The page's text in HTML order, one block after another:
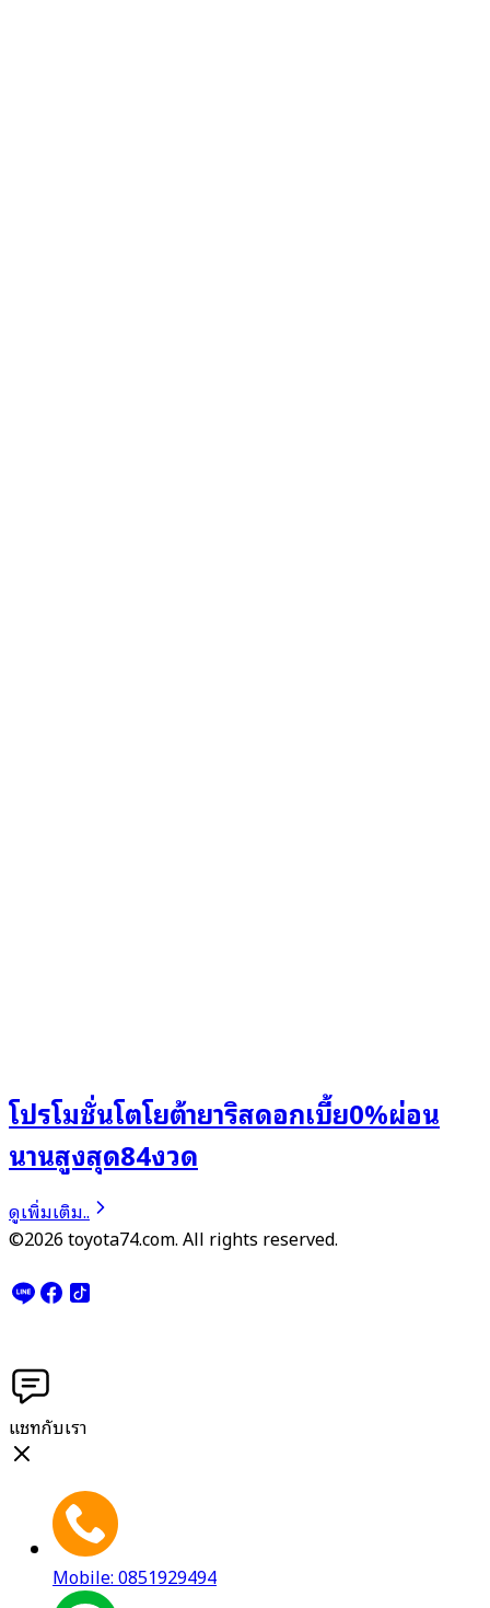
โปรโมชั่นโตโยต้ายาริสดอกเบี้ย0%ผ่อน
นานสูงสุด84งวด
ดูเพิ่มเติม..
©2026 toyota74.com. All rights reserved.
แชทกับเรา
Mobile: 0851929494